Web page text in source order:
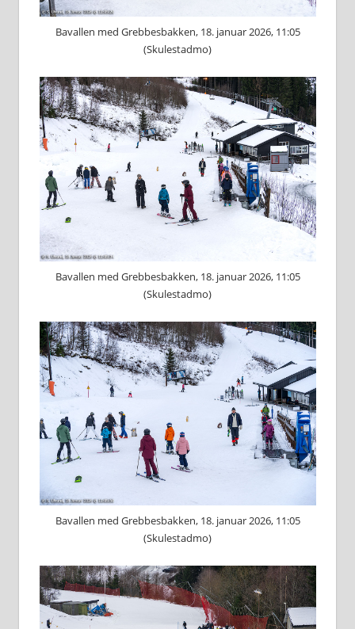
Bavallen med Grebbesbakken, 18. januar 2026, 11:05
(Skulestadmo)
Bavallen med Grebbesbakken, 18. januar 2026, 11:05
(Skulestadmo)
Bavallen med Grebbesbakken, 18. januar 2026, 11:05
(Skulestadmo)